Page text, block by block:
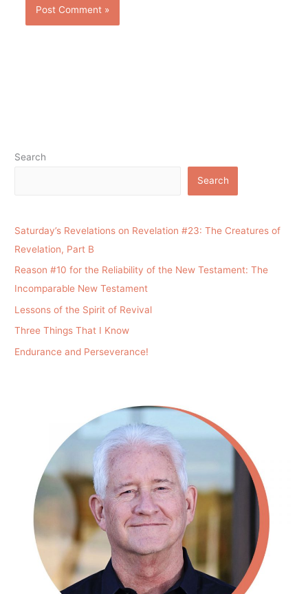
Search
Search
Saturday’s Revelations on Revelation #23: The Creatures of
Revelation, Part B
Reason #10 for the Reliability of the New Testament: The
Incomparable New Testament
Lessons of the Spirit of Revival
Three Things That I Know
Endurance and Perseverance!